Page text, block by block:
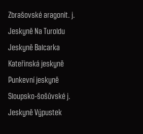
Zbrašovské aragonit. j.
Jeskyně Na Turoldu
Jeskyně Balcarka
Kateřinská jeskyně
Punkevní jeskyně
Sloupsko-šošůvské j.
Jeskyně Výpustek